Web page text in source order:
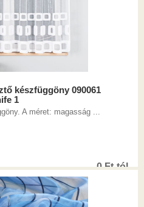
készfüggöny 090061
1
A méret: magasság ...
0Ft-tól